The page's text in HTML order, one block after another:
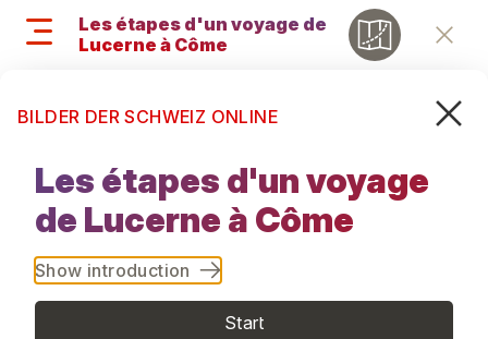
contenu
Search
menu
d'un voyage
de Lucerne à
Côme
Les étapes d'un voyage de
Lucerne à Côme
BILDER DER SCHWEIZ ONLINE
Les étapes d'un voyage
de Lucerne à Côme
Show introduction
Start